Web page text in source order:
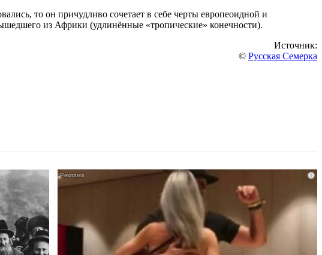
то он причудливо сочетает в себе черты европеоидной и
из Африки (удлинённые «тропические» конечности).
Источник:
© Русская Семерка
i